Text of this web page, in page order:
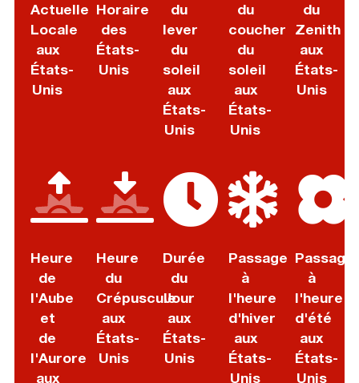
Actuelle
Locale
aux
États-
Unis
Horaire
des
États-
Unis
du
lever
du
soleil
aux
États-
Unis
du
coucher
du
soleil
aux
États-
Unis
du
Zenith
aux
États-
Unis
Heure
de
l'Aube
et
de
l'Aurore
aux
Heure
du
Crépuscule
aux
États-
Unis
Durée
du
Jour
aux
États-
Unis
Passage
à
l'heure
d'hiver
aux
États-
Unis
Passage
à
l'heure
d'été
aux
États-
Unis